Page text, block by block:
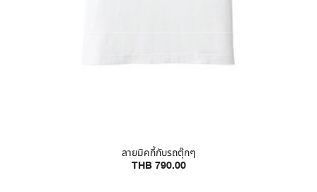
ลายมิคกี้กับรถตุ๊กๆ
THB 790.00